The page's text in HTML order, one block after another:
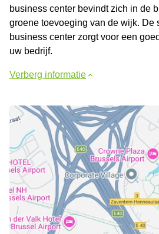
business center bevindt zich in de
groene toevoeging van de wijk. De
business center zorgt voor een
uw bedrijf.
Verberg informatie